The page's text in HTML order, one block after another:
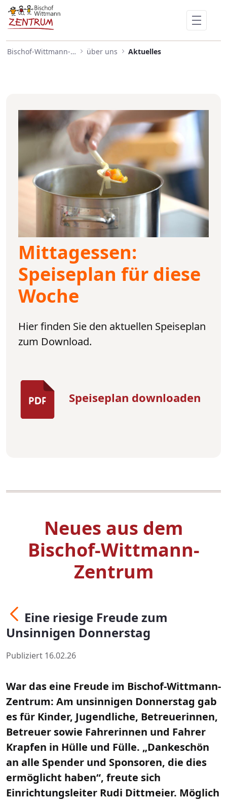
Skip to Main Content
Eine riesige Freude zum
Bischof-Wittmann-Zentrum über uns Aktuelles
Mittagessen:
Speiseplan für diese
Woche
Hier finden Sie den aktuellen Speiseplan
zum Download.
Speiseplan downloaden
Neues aus dem
Bischof-Wittmann-
Zentrum
Eine riesige Freude zum
Unsinnigen Donnerstag
Publiziert 16.02.26
War das eine Freude im Bischof-Wittmann-
Zentrum: Am unsinnigen Donnerstag gab
es für Kinder, Jugendliche, Betreuerinnen,
Betreuer sowie Fahrerinnen und Fahrer
Krapfen in Hülle und Fülle. „Dankeschön
an alle Spender und Sponsoren, die dies
ermöglicht haben“, freute sich
Einrichtungsleiter Rudi Dittmeier. Möglich